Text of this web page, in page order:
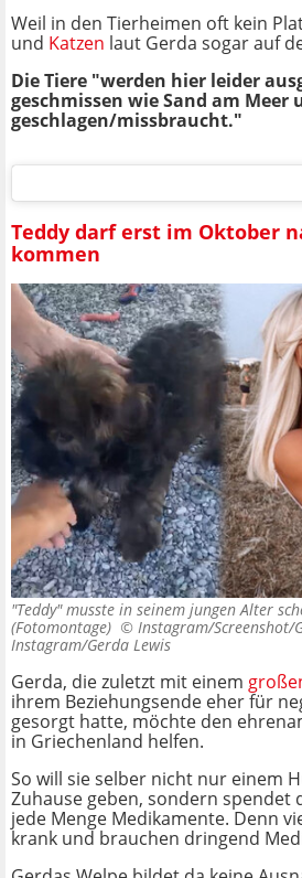
Weil in den Tierheimen oft kein
und Katzen laut Gerda sogar auf
Die Tiere "werden hier leider
geschmissen wie Sand am Meer
geschlagen/missbraucht."
Teddy darf erst im Oktober
kommen
"Teddy" musste in seinem jungen Alter
(Fotomontage) © Instagram/Screenshot/
Instagram/Gerda Lewis
Gerda, die zuletzt mit einem
ihrem Beziehungsende eher für
gesorgt hatte, möchte den
in Griechenland helfen.
So will sie selber nicht nur einem
Zuhause geben, sondern spendet
jede Menge Medikamente. Denn
krank und brauchen dringend